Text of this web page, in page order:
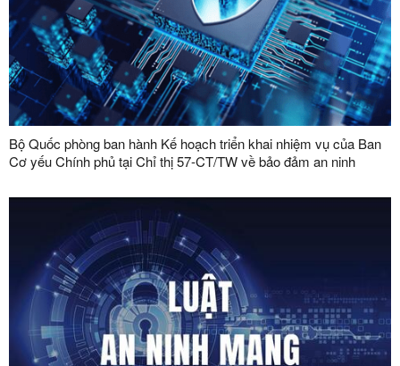
Bộ Quốc phòng ban hành Kế hoạch triển khai nhiệm vụ của Ban
Cơ yếu Chính phủ tại Chỉ thị 57-CT/TW về bảo đảm an ninh